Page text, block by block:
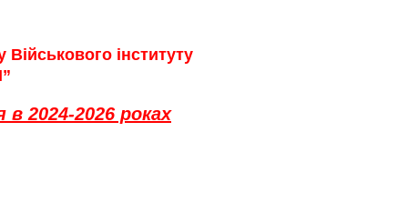
Військового інституту
в 2024-2026 роках